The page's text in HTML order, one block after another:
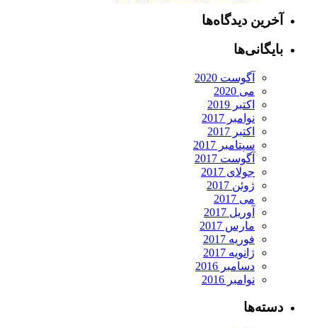
آخرین دیدگاه‌ها
بایگانی‌ها
آگوست 2020
می 2020
اکتبر 2019
نوامبر 2017
اکتبر 2017
سپتامبر 2017
آگوست 2017
جولای 2017
ژوئن 2017
می 2017
آوریل 2017
مارس 2017
فوریه 2017
ژانویه 2017
دسامبر 2016
نوامبر 2016
دسته‌ها